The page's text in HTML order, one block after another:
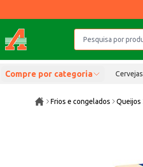
Compre por categoria Cervejas
Frios e congelados Queijos